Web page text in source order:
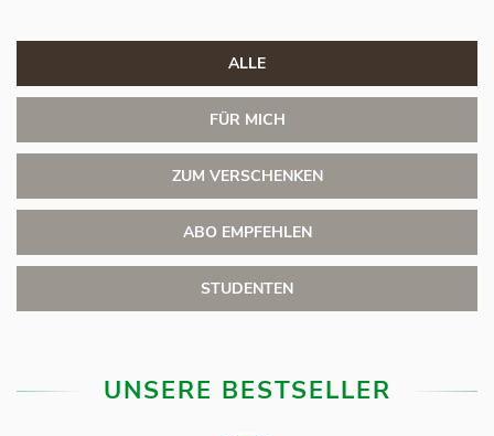
ALLE
FÜR MICH
ZUM VERSCHENKEN
ABO EMPFEHLEN
STUDENTEN
UNSERE BESTSELLER